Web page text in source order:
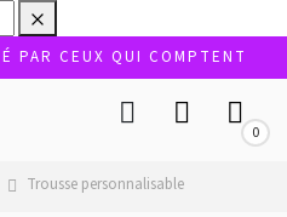
PAR CEUX QUI COMPTENT
0
Trousse personnalisable